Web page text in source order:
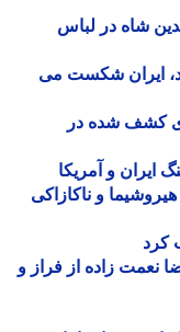
شاه در لباس
شکست می
کشف شده در
و آمریکا
و ناکازاکی
زاده از فراز و